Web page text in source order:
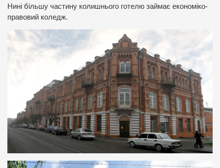
Нині більшу частину колишнього готелю займає економіко-
правовий коледж.